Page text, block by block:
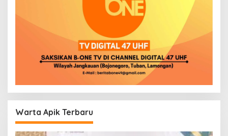
Warta Apik Terbaru